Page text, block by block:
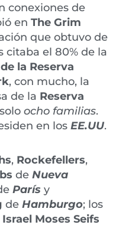
conexiones de
en The Grim
que obtuvo de
citaba el 80% de la
la Reserva
, con mucho, la
de la Reserva
ocho familias.
en los EE.UU.
, Rockefellers,
de Nueva
París y
de Hamburgo; los
Israel Moses Seifs